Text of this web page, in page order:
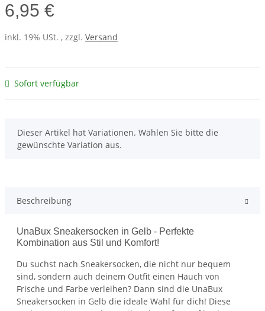
6,95 €
inkl. 19% USt. , zzgl. Versand
Sofort verfügbar
x
Dieser Artikel hat Variationen. Wählen Sie bitte die
gewünschte Variation aus.
Beschreibung
UnaBux Sneakersocken in Gelb - Perfekte
Kombination aus Stil und Komfort!
Du suchst nach Sneakersocken, die nicht nur bequem
sind, sondern auch deinem Outfit einen Hauch von
Frische und Farbe verleihen? Dann sind die UnaBux
Sneakersocken in Gelb die ideale Wahl für dich! Diese